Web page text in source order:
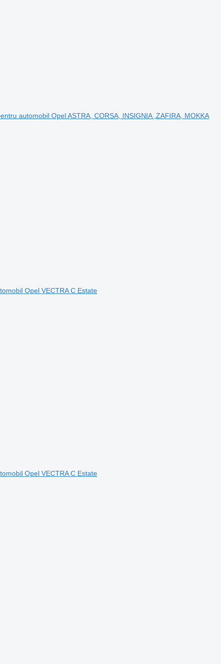
automobil Opel ASTRA, CORSA, INSIGNIA ,ZAFIRA, MOKKA
Opel VECTRA C Estate
Opel VECTRA C Estate